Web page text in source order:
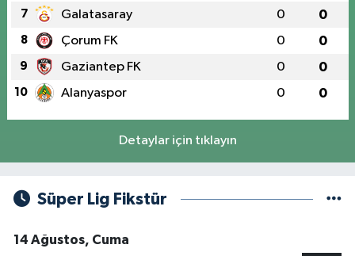
7 Galatasaray 0 0
8 Çorum FK 0 0
9 Gaziantep FK 0 0
10 Alanyaspor 0 0
Detaylar için tıklayın
Süper Lig Fikstür
14 Ağustos, Cuma